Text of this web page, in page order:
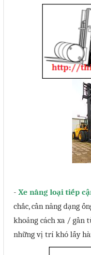
- Xe nâng loại tiếp
chắc, cần nâng dạng
khoảng cách xa / gần
những vị trí khó lấy